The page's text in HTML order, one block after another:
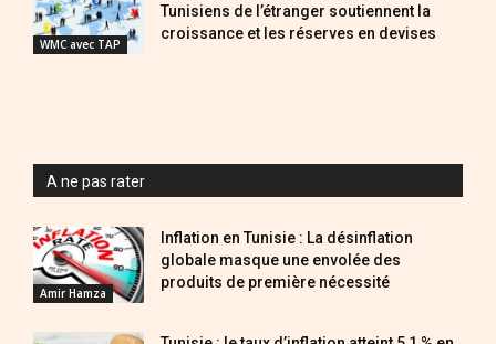
WMC avec TAP
Tunisiens de l’étranger soutiennent la
croissance et les réserves en devises
A ne pas rater
Amir Hamza
Inflation en Tunisie : La désinflation
globale masque une envolée des
produits de première nécessité